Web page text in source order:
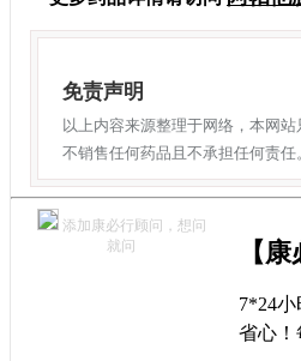
免责声明
以上内容来源整理于网络，本网
不销售任何药品且不承担任何责
添加康必行顾问，想问
就问
【
7*24
省心！